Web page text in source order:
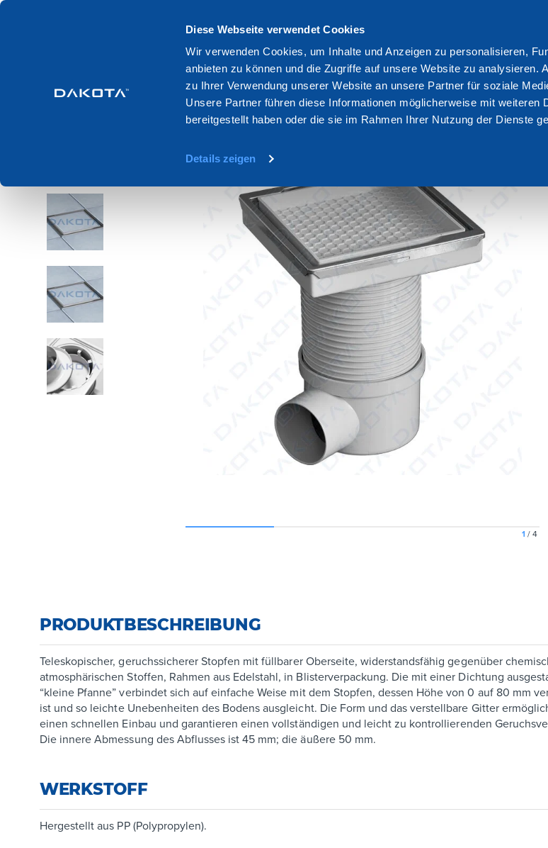
Diese Webseite verwendet Cookies
Wir verwenden Cookies, um Inhalte und Anzeigen zu personalisieren,
anbieten zu können und die Zugriffe auf unsere Website zu analysieren.
zu Ihrer Verwendung unserer Website an unsere Partner für soziale
Unsere Partner führen diese Informationen möglicherweise mit weiteren
bereitgestellt haben oder die sie im Rahmen Ihrer Nutzung der Dienste
Details zeigen
Produkte Systeme Kataloge
Home Produktion Badlosungen Bodenablauf Geruchssicherer stopfen mit rahmen fr kacheln
1 /4
PRODUKTBESCHREIBUNG
Teleskopischer, geruchssicherer Stopfen mit füllbarer Oberseite, widerstandsfähig gegenüber
atmosphärischen Stoffen, Rahmen aus Edelstahl, in Blisterverpackung. Die mit einer Dichtung
“kleine Pfanne” verbindet sich auf einfache Weise mit dem Stopfen, dessen Höhe von 0 auf 80 mm
ist und so leichte Unebenheiten des Bodens ausgleicht. Die Form und das verstellbare Gitter
einen schnellen Einbau und garantieren einen vollständigen und leicht zu kontrollierenden
Die innere Abmessung des Abflusses ist 45 mm; die äußere 50 mm.
WERKSTOFF
Hergestellt aus PP (Polypropylen).